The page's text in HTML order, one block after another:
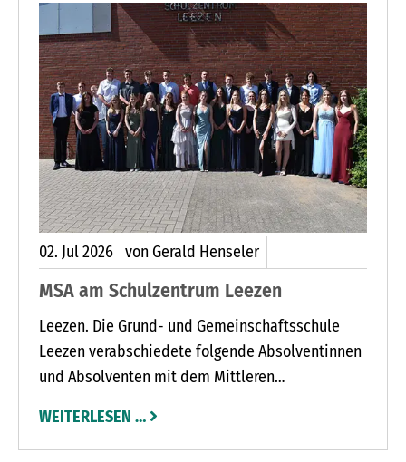
02. Jul2026 von Gerald Henseler
MSA am Schulzentrum Leezen
Leezen. Die Grund- und Gemeinschaftsschule
Leezen verabschiedete folgende Absolventinnen
und Absolventen mit dem Mittleren
WEITERLESEN …